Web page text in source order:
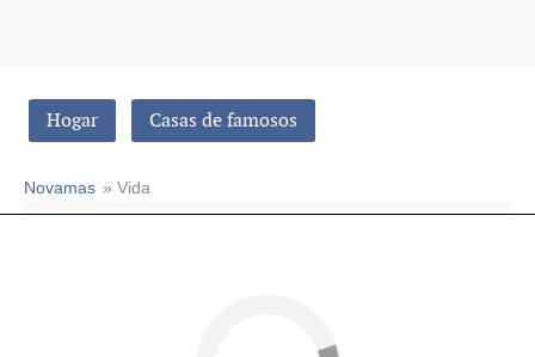
Hogar Casas de famosos
Novamas » Vida